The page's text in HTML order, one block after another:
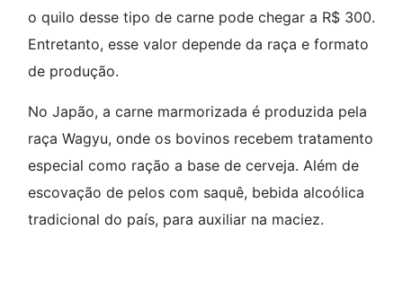
o quilo desse tipo de carne pode chegar a R$ 300.
Entretanto, esse valor depende da raça e formato
de produção.
No Japão, a carne marmorizada é produzida pela
raça Wagyu, onde os bovinos recebem tratamento
especial como ração a base de cerveja. Além de
escovação de pelos com saquê, bebida alcoólica
tradicional do país, para auxiliar na maciez.